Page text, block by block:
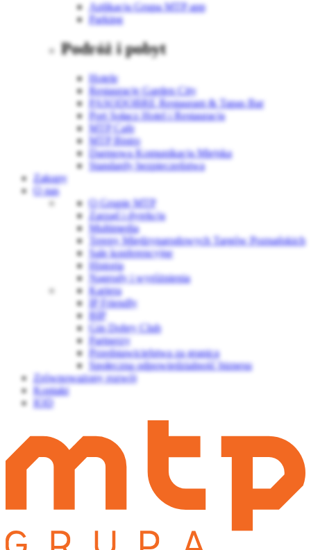
Aplikacja Grupa MTP app
Parking
Podróż i pobyt
Hotele
Restauracje Garden City
PASODOBRE Restaurant & Tapas Bar
Port Sołacz Hotel i Restauracja
MTP Cafe
MTP Bistro
Darmowa Komunikacja Miejska
Standardy bezpieczeństwa
Zakupy
O nas
O Grupie MTP
Zarząd i dyrekcja
Multimedia
Tereny Międzynarodowych Targów Poznańskich
Sale konferencyjne
Historia
Nagrody i wyróżnienia
Kariera
IP Friendly
BIP
Gin Dobry Club
Partnerzy
Przedstawicielstwa za granicą
Społeczna odpowiedzialność biznesu
Zrównoważony rozwój
Kontakt
IOD